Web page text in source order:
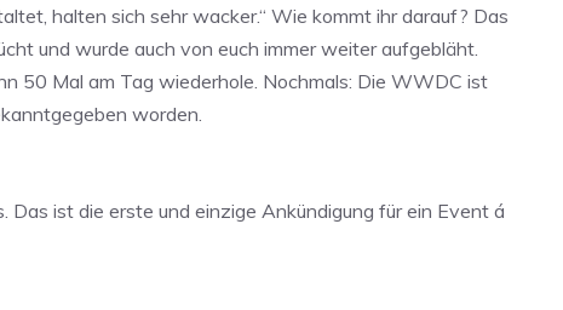
halten sich sehr wacker.“ Wie kommt ihr darauf? Das
und wurde auch von euch immer weiter aufgebläht.
50 Mal am Tag wiederhole. Nochmals: Die WWDC ist
worden.
ist die erste und einzige Ankündigung für ein Event á